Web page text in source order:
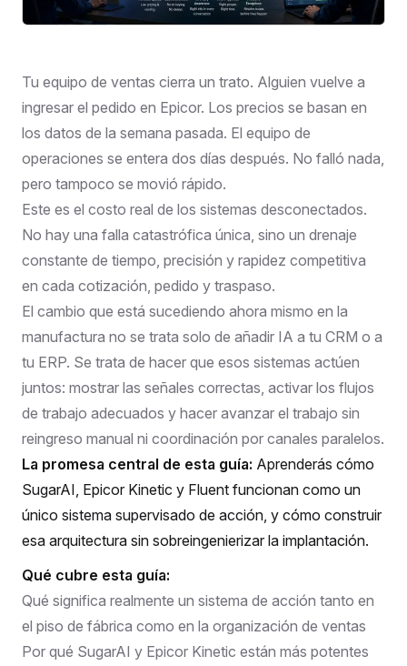
Tu equipo de ventas cierra un trato. Alguien vuelve a
ingresar el pedido en Epicor. Los precios se basan en
los datos de la semana pasada. El equipo de
operaciones se entera dos días después. No falló nada,
pero tampoco se movió rápido.
Este es el costo real de los sistemas desconectados.
No hay una falla catastrófica única, sino un drenaje
constante de tiempo, precisión y rapidez competitiva
en cada cotización, pedido y traspaso.
El cambio que está sucediendo ahora mismo en la
manufactura no se trata solo de añadir IA a tu CRM o a
tu ERP. Se trata de hacer que esos sistemas actúen
juntos: mostrar las señales correctas, activar los flujos
de trabajo adecuados y hacer avanzar el trabajo sin
reingreso manual ni coordinación por canales paralelos.
La promesa central de esta guía: Aprenderás cómo
SugarAI, Epicor Kinetic y Fluent funcionan como un
único sistema supervisado de acción, y cómo construir
esa arquitectura sin sobreingenierizar la implantación.
Qué cubre esta guía:
Qué significa realmente un sistema de acción tanto en
el piso de fábrica como en la organización de ventas
Por qué SugarAI y Epicor Kinetic están más potentes